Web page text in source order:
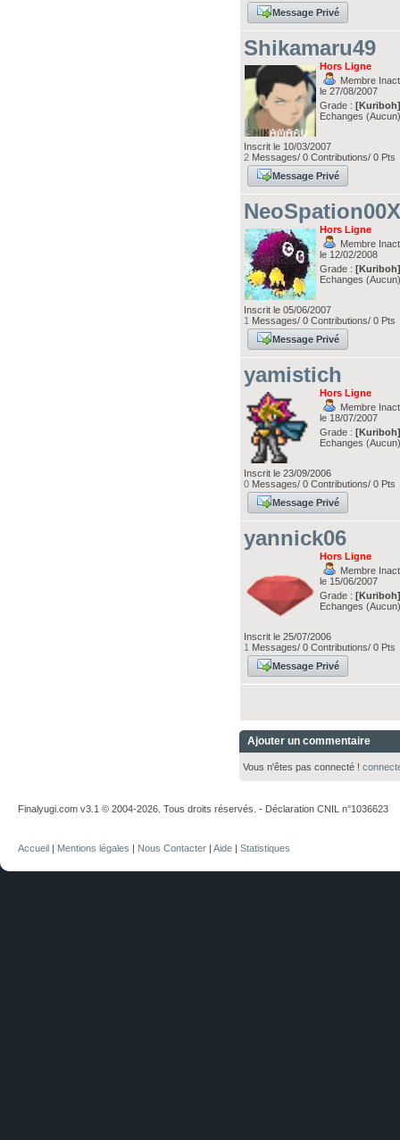
Message Privé
Shikamaru49
Hors Ligne
Membre
le 27/08/2007
Grade :
Echanges
Inscrit le 10/03/2007
2 Messages/ 0 Contributions/ 0 Pts
Message Privé
Hors Ligne
Membre
le 12/02/2008
Grade :
Echanges
Inscrit le 05/06/2007
1 Messages/ 0 Contributions/ 0 Pts
Message Privé
yamistich
Hors Ligne
Membre
le 18/07/2007
Grade :
Echanges
Inscrit le 23/09/2006
0 Messages/ 0 Contributions/ 0 Pts
Message Privé
yannick06
Hors Ligne
Membre
le 15/06/2007
Grade :
Echanges
Inscrit le 25/07/2006
1 Messages/ 0 Contributions/ 0 Pts
Message Privé
Ajouter un commentaire
Vous n'êtes pas connecté !
Finalyugi.com v3.1 © 2004-2026. Tous droits réservés. - Déclaration CNIL n°1036623
Accueil | Mentions légales | Nous Contacter | Aide | Statistiques